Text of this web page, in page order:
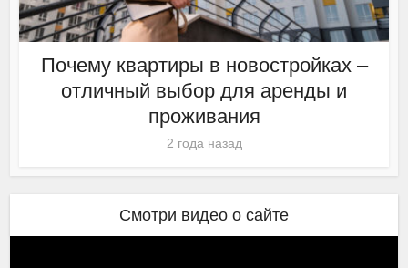
Почему квартиры в новостройках –
отличный выбор для аренды и
проживания
2 года назад
Смотри видео о сайте